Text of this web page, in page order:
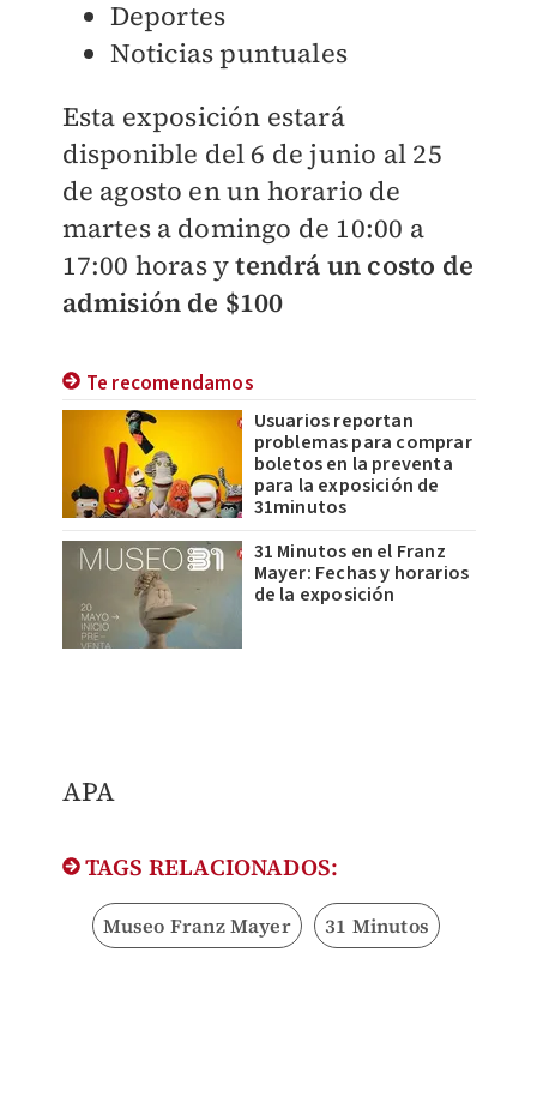
Deportes
Noticias puntuales
Esta exposición estará
disponible del 6 de junio al 25
de agosto en un horario de
martes a domingo de 10:00 a
17:00 horas ytendrá un costo de
admisión de $100
Te recomendamos
Usuarios reportan
problemas para comprar
boletos en la preventa
para la exposición de
31minutos
31 Minutos en el Franz
Mayer: Fechas y horarios
de la exposición
APA
TAGS RELACIONADOS:
Museo Franz Mayer 31 Minutos